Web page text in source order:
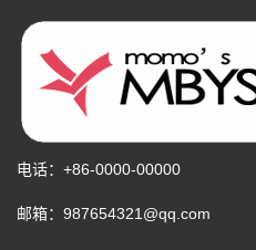
电话：+86-0000-00000
邮箱：987654321@qq.com